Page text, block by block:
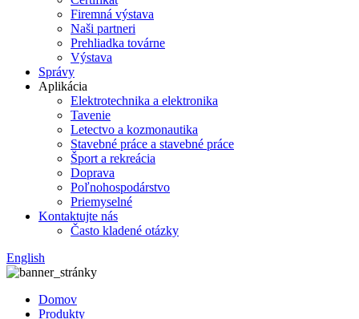
Firemná výstava
Naši partneri
Prehliadka továrne
Výstava
Správy
Aplikácia
Elektrotechnika a elektronika
Tavenie
Letectvo a kozmonautika
Stavebné práce a stavebné práce
Šport a rekreácia
Doprava
Poľnohospodárstvo
Priemyselné
Kontaktujte nás
Často kladené otázky
English
Domov
Produkty